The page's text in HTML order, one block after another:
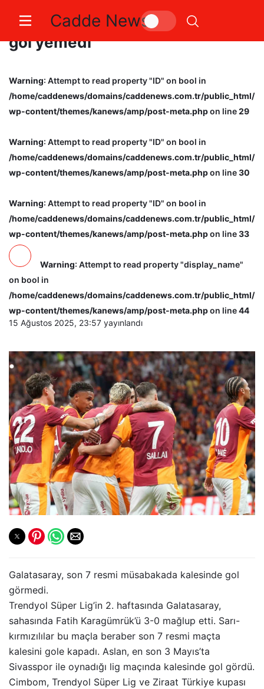
Cadde News
Galatasaray, son 7 resmi maçta
gol yemedi
Warning: Attempt to read property "ID" on bool in
/home/caddenews/domains/caddenews.com.tr/public_html/
wp-content/themes/kanews/amp/post-meta.phpon line29
Warning: Attempt to read property "ID" on bool in
/home/caddenews/domains/caddenews.com.tr/public_html/
wp-content/themes/kanews/amp/post-meta.phpon line30
Warning: Attempt to read property "ID" on bool in
/home/caddenews/domains/caddenews.com.tr/public_html/
wp-content/themes/kanews/amp/post-meta.phpon line33
Warning: Attempt to read property "display_name"
on bool in
/home/caddenews/domains/caddenews.com.tr/public_html/
wp-content/themes/kanews/amp/post-meta.phpon line44
15 Ağustos 2025, 23:57 yayınlandı
Galatasaray, son 7 resmi müsabakada kalesinde gol
görmedi.
Trendyol Süper Lig’in 2. haftasında Galatasaray,
sahasında Fatih Karagümrük’ü 3-0 mağlup etti. Sarı-
kırmızılılar bu maçla beraber son 7 resmi maçta
kalesini gole kapadı. Aslan, en son 3 Mayıs’ta
Sivasspor ile oynadığı lig maçında kalesinde gol gördü.
Cimbom, Trendyol Süper Lig ve Ziraat Türkiye kupası